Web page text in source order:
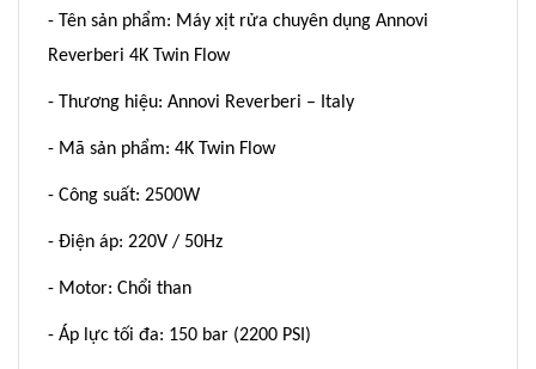
- Tên sản phẩm: Máy xịt rửa chuyên dụng Annovi
Reverberi 4K Twin Flow
- Thương hiệu: Annovi Reverberi – Italy
- Mã sản phẩm: 4K Twin Flow
- Công suất: 2500W
- Điện áp: 220V / 50Hz
- Motor: Chổi than
- Áp lực tối đa: 150 bar (2200 PSI)